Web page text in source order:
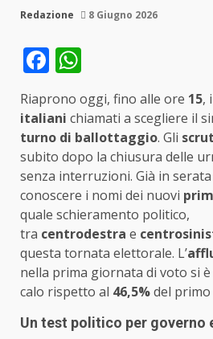
Redazione 8 Giugno 2026
Facebook
Riaprono oggi, fino alle ore 15,
italiani chiamati a scegliere il
turno di ballottaggio. Gli
subito dopo la chiusura delle
senza interruzioni. Già in
conoscere i nomi dei nuovi
quale schieramento politico,
tra centrodestra e
questa tornata elettorale. L’
nella prima giornata di voto si
calo rispetto al 46,5%del
Un test politico per governo